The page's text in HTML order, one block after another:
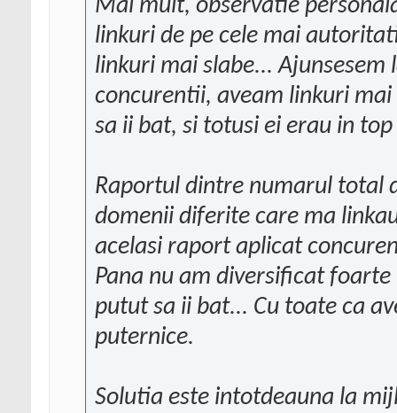
Mai mult, observatie
linkuri de pe cele mai
linkuri mai slabe...
concurentii, aveam linkuri
sa ii bat, si totusi ei erau in
Raportul dintre numarul total
domenii diferite care ma
acelasi raport aplicat
Pana nu am diversificat
putut sa ii bat... Cu toate ca
puternice.
Solutia este intotdeauna la